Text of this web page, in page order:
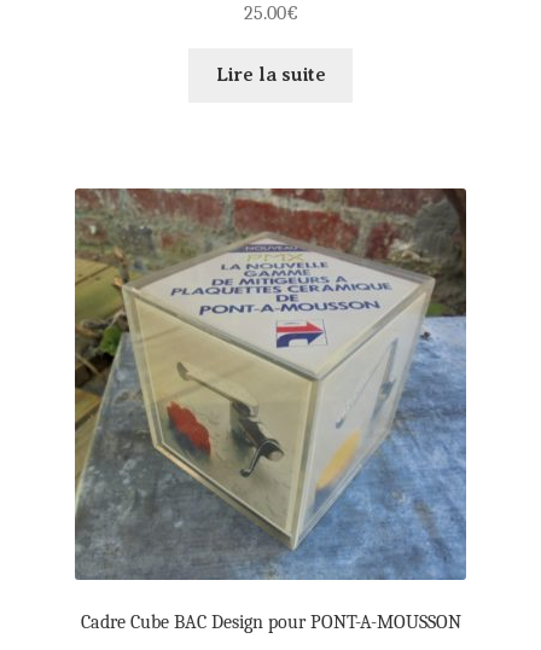
25.00€
Lire la suite
Cadre Cube BAC Design pour PONT-A-MOUSSON